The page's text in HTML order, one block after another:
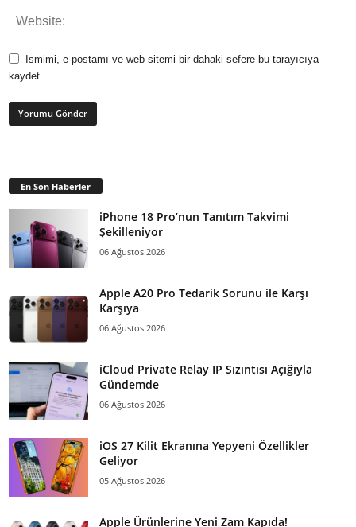
Ismimi, e-postamı ve web sitemi bir dahaki sefere bu tarayıcıya
kaydet.
En Son Haberler
iPhone 18 Pro’nun Tanıtım Takvimi
Şekilleniyor
06 Ağustos 2026
Apple A20 Pro Tedarik Sorunu ile Karşı
Karşıya
06 Ağustos 2026
iCloud Private Relay IP Sızıntısı Açığıyla
Gündemde
06 Ağustos 2026
iOS 27 Kilit Ekranına Yepyeni Özellikler
Geliyor
05 Ağustos 2026
Apple Ürünlerine Yeni Zam Kapıda!